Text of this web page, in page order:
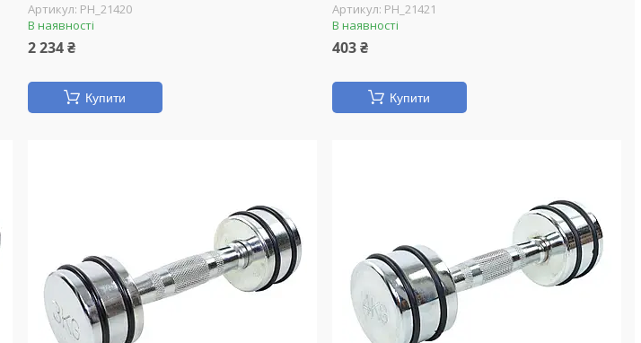
PH_21420
В наявності
2 234 ₴
Купити
PH_21421
В наявності
403 ₴
Купити